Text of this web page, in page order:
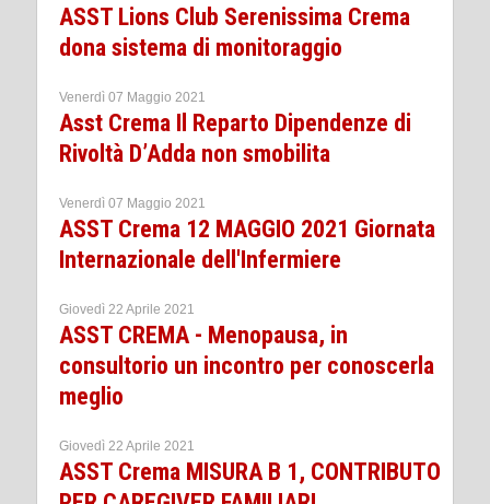
ASST Lions Club Serenissima Crema
dona sistema di monitoraggio
Venerdì 07 Maggio 2021
Asst Crema Il Reparto Dipendenze di
Rivoltà D’Adda non smobilita
Venerdì 07 Maggio 2021
ASST Crema 12 MAGGIO 2021 Giornata
Internazionale dell'Infermiere
Giovedì 22 Aprile 2021
ASST CREMA - Menopausa, in
consultorio un incontro per conoscerla
meglio
Giovedì 22 Aprile 2021
ASST Crema MISURA B 1, CONTRIBUTO